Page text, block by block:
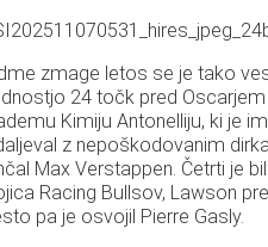
zmage letos se je tako
24 točk pred
Kimiju Antonelliju, ki je
z nepoškodovanim
Max Verstappen. Četrti je
Racing Bullsov, Lawson
pa je osvojil Pierre Gasly.